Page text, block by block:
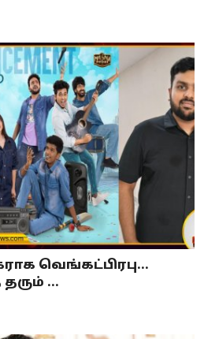
வெங்கட்பிரபு…
...